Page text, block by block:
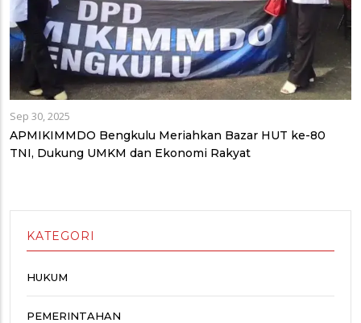
Sep 30, 2025
APMIKIMMDO Bengkulu Meriahkan Bazar HUT ke-80
TNI, Dukung UMKM dan Ekonomi Rakyat
KATEGORI
HUKUM
PEMERINTAHAN